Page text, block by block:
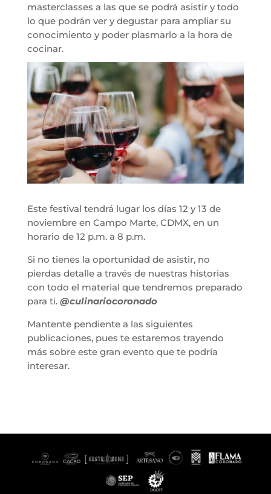
masterclasses a las que se podrá asistir y todo
lo que podrán ver y degustar para ampliar su
conocimiento y poder plasmarlo a la hora de
cocinar.
Este festival tendrá lugar los días 12 y 13 de
noviembre en Campo Marte, CDMX, en un
horario de 12 p.m. a 8 p.m.
Si no tienes la oportunidad de asistir, no
pierdas detalle a través de nuestras historias
con todo el material que tendremos preparado
para ti. @culinariocoronado
Mantente pendiente a las siguientes
publicaciones, pues te estaremos trayendo
más sobre este gran evento que te podría
interesar.